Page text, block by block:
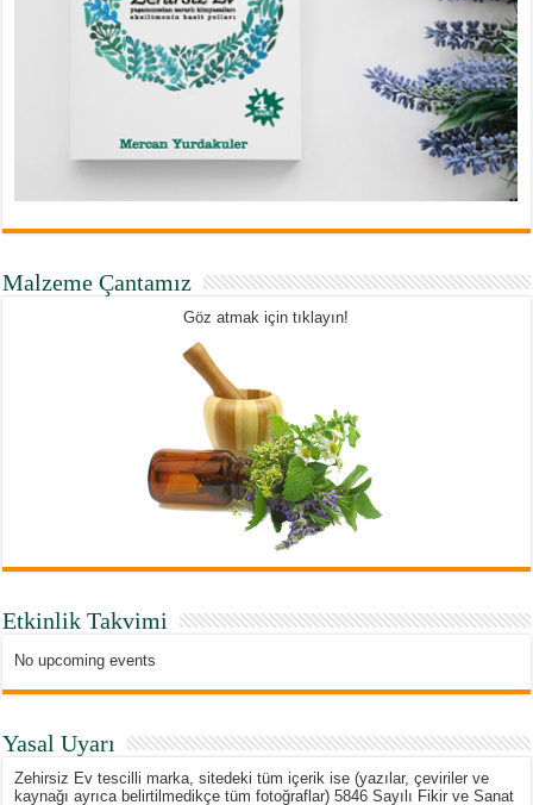
Malzeme Çantamız
Göz atmak için tıklayın!
Etkinlik Takvimi
No upcoming events
Yasal Uyarı
Zehirsiz Ev tescilli marka, sitedeki tüm içerik ise (yazılar, çeviriler ve
kaynağı ayrıca belirtilmedikçe tüm fotoğraflar) 5846 Sayılı Fikir ve Sanat